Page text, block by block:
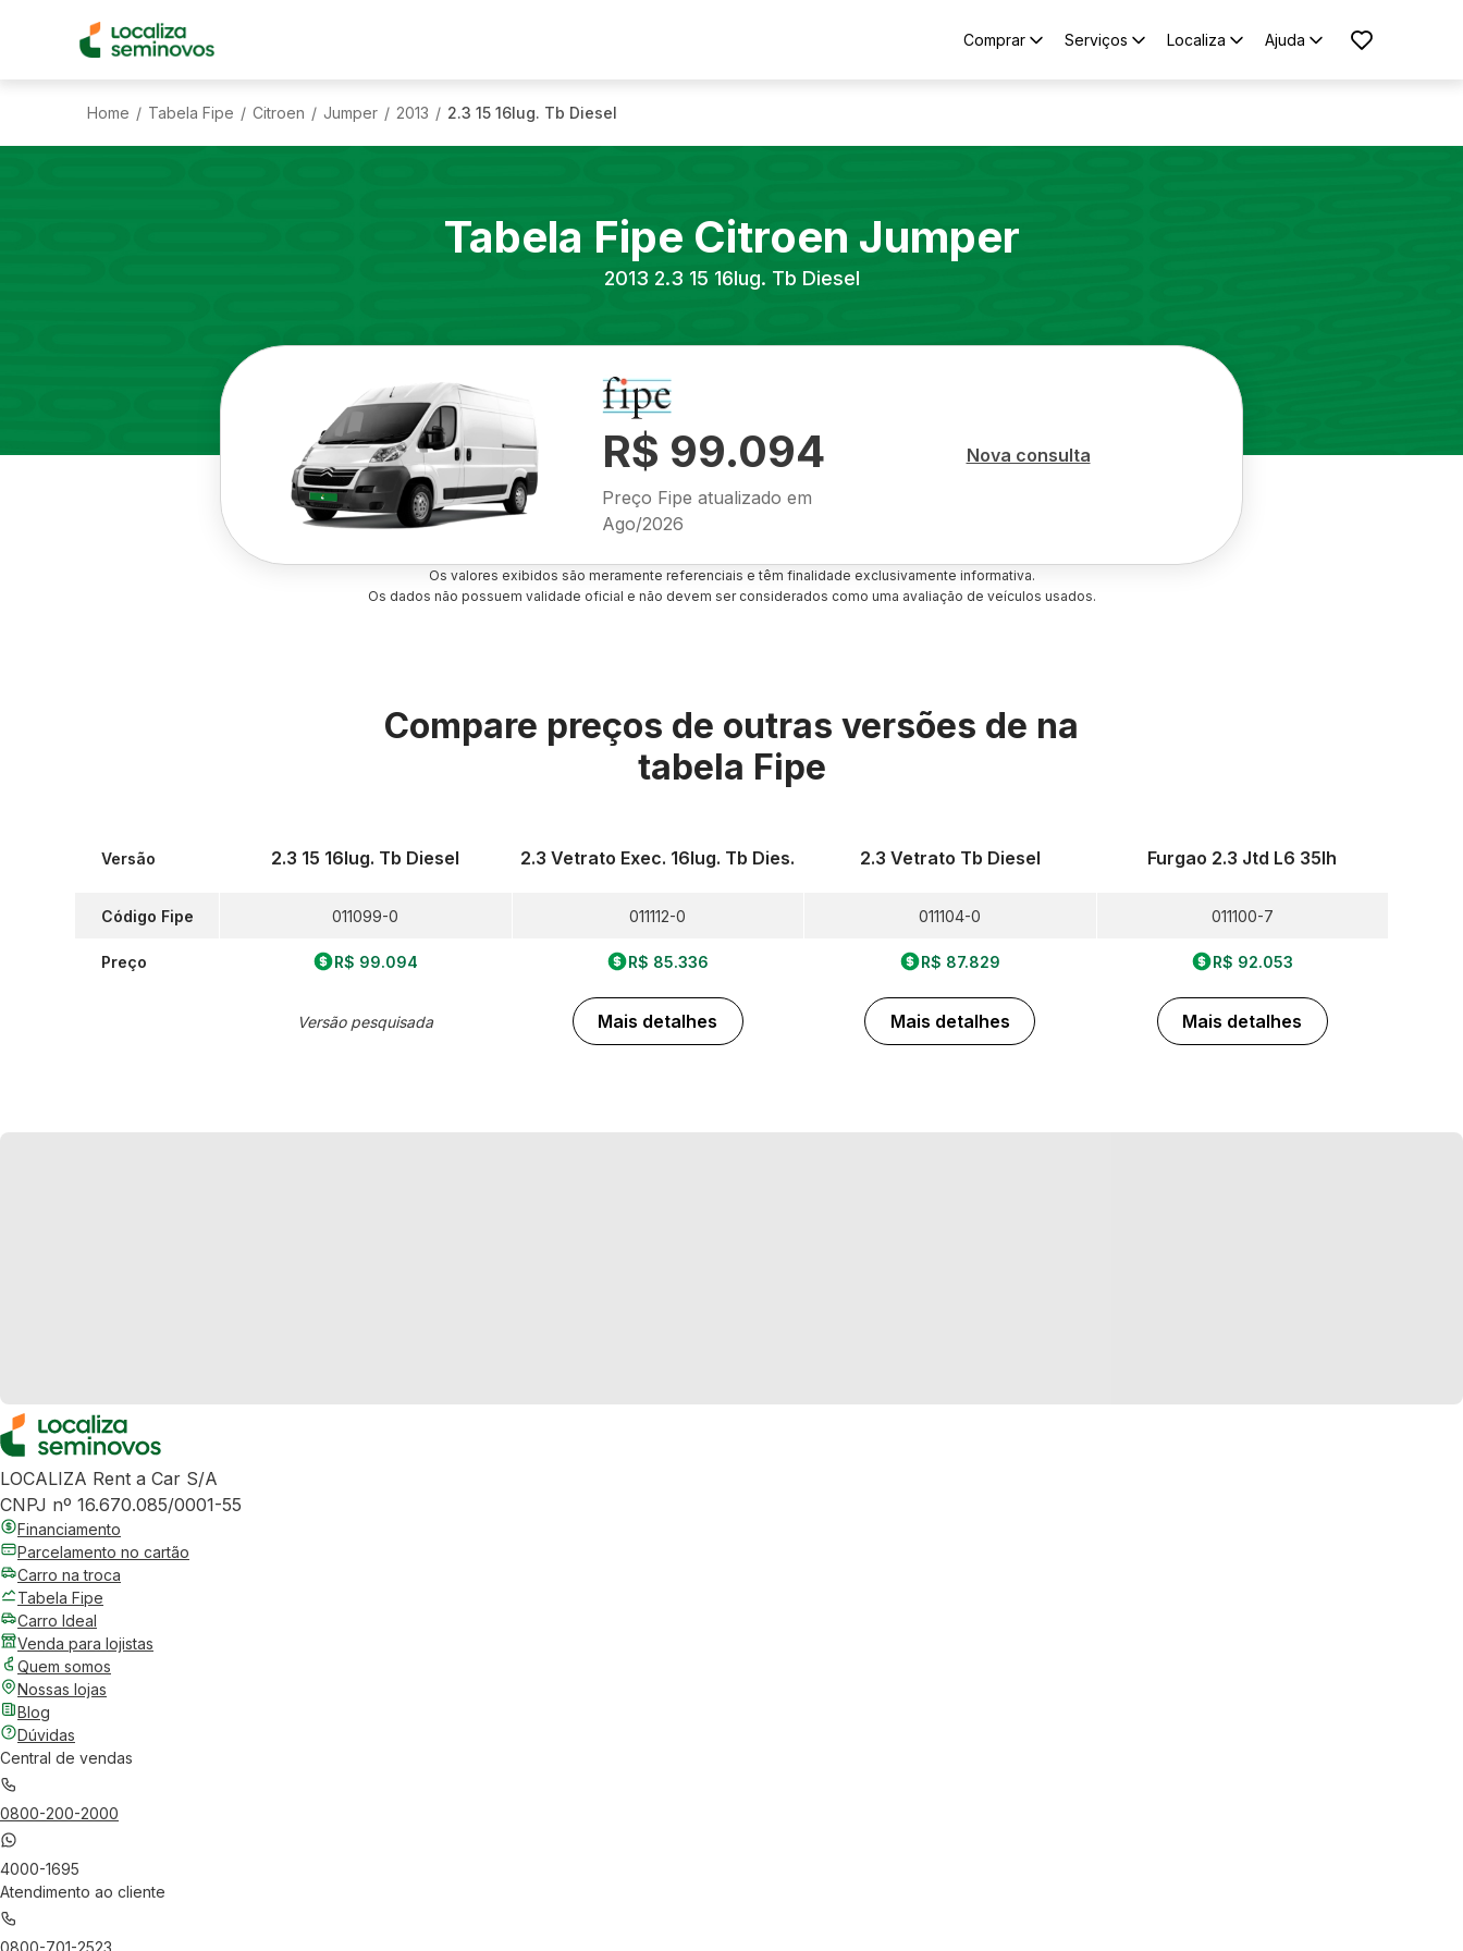
Comprar Serviços Localiza Ajuda
Home / Tabela Fipe / Citroen / Jumper / 2013 / 2.3 15 16lug. Tb Diesel
Tabela Fipe Citroen Jumper
2013 2.3 15 16lug. Tb Diesel
R$ 99.094
Preço Fipe atualizado em
Ago/2026
Nova consulta
Os valores exibidos são meramente referenciais e têm finalidade exclusivamente informativa.
Os dados não possuem validade oficial e não devem ser considerados como uma avaliação de veículos usados.
Compare preços de outras versões de na
tabela Fipe
Versão
Código Fipe
Preço
2.3 15 16lug. Tb Diesel
011099-0
R$ 99.094
Versão pesquisada
2.3 Vetrato Exec. 16lug. Tb Dies.
011112-0
R$ 85.336
Mais detalhes
2.3 Vetrato Tb Diesel
011104-0
R$ 87.829
Mais detalhes
Furgao 2.3 Jtd L6 35lh
011100-7
R$ 92.053
Mais detalhes
LOCALIZA Rent a Car S/A
CNPJ nº 16.670.085/0001-55
Financiamento
Parcelamento no cartão
Carro na troca
Tabela Fipe
Carro Ideal
Venda para lojistas
Quem somos
Nossas lojas
Blog
Dúvidas
Central de vendas
0800-200-2000
4000-1695
Atendimento ao cliente
0800-701-2523